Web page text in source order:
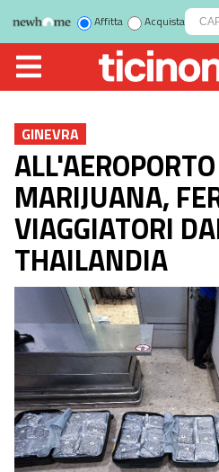
Affitta Acquista
GINEVRA
MARIJUANA,
VIAGGIATORI
THAILANDIA